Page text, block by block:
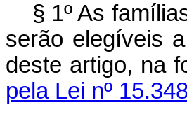
§ 1º As
serão elegíveis
deste artigo,
pela Lei nº